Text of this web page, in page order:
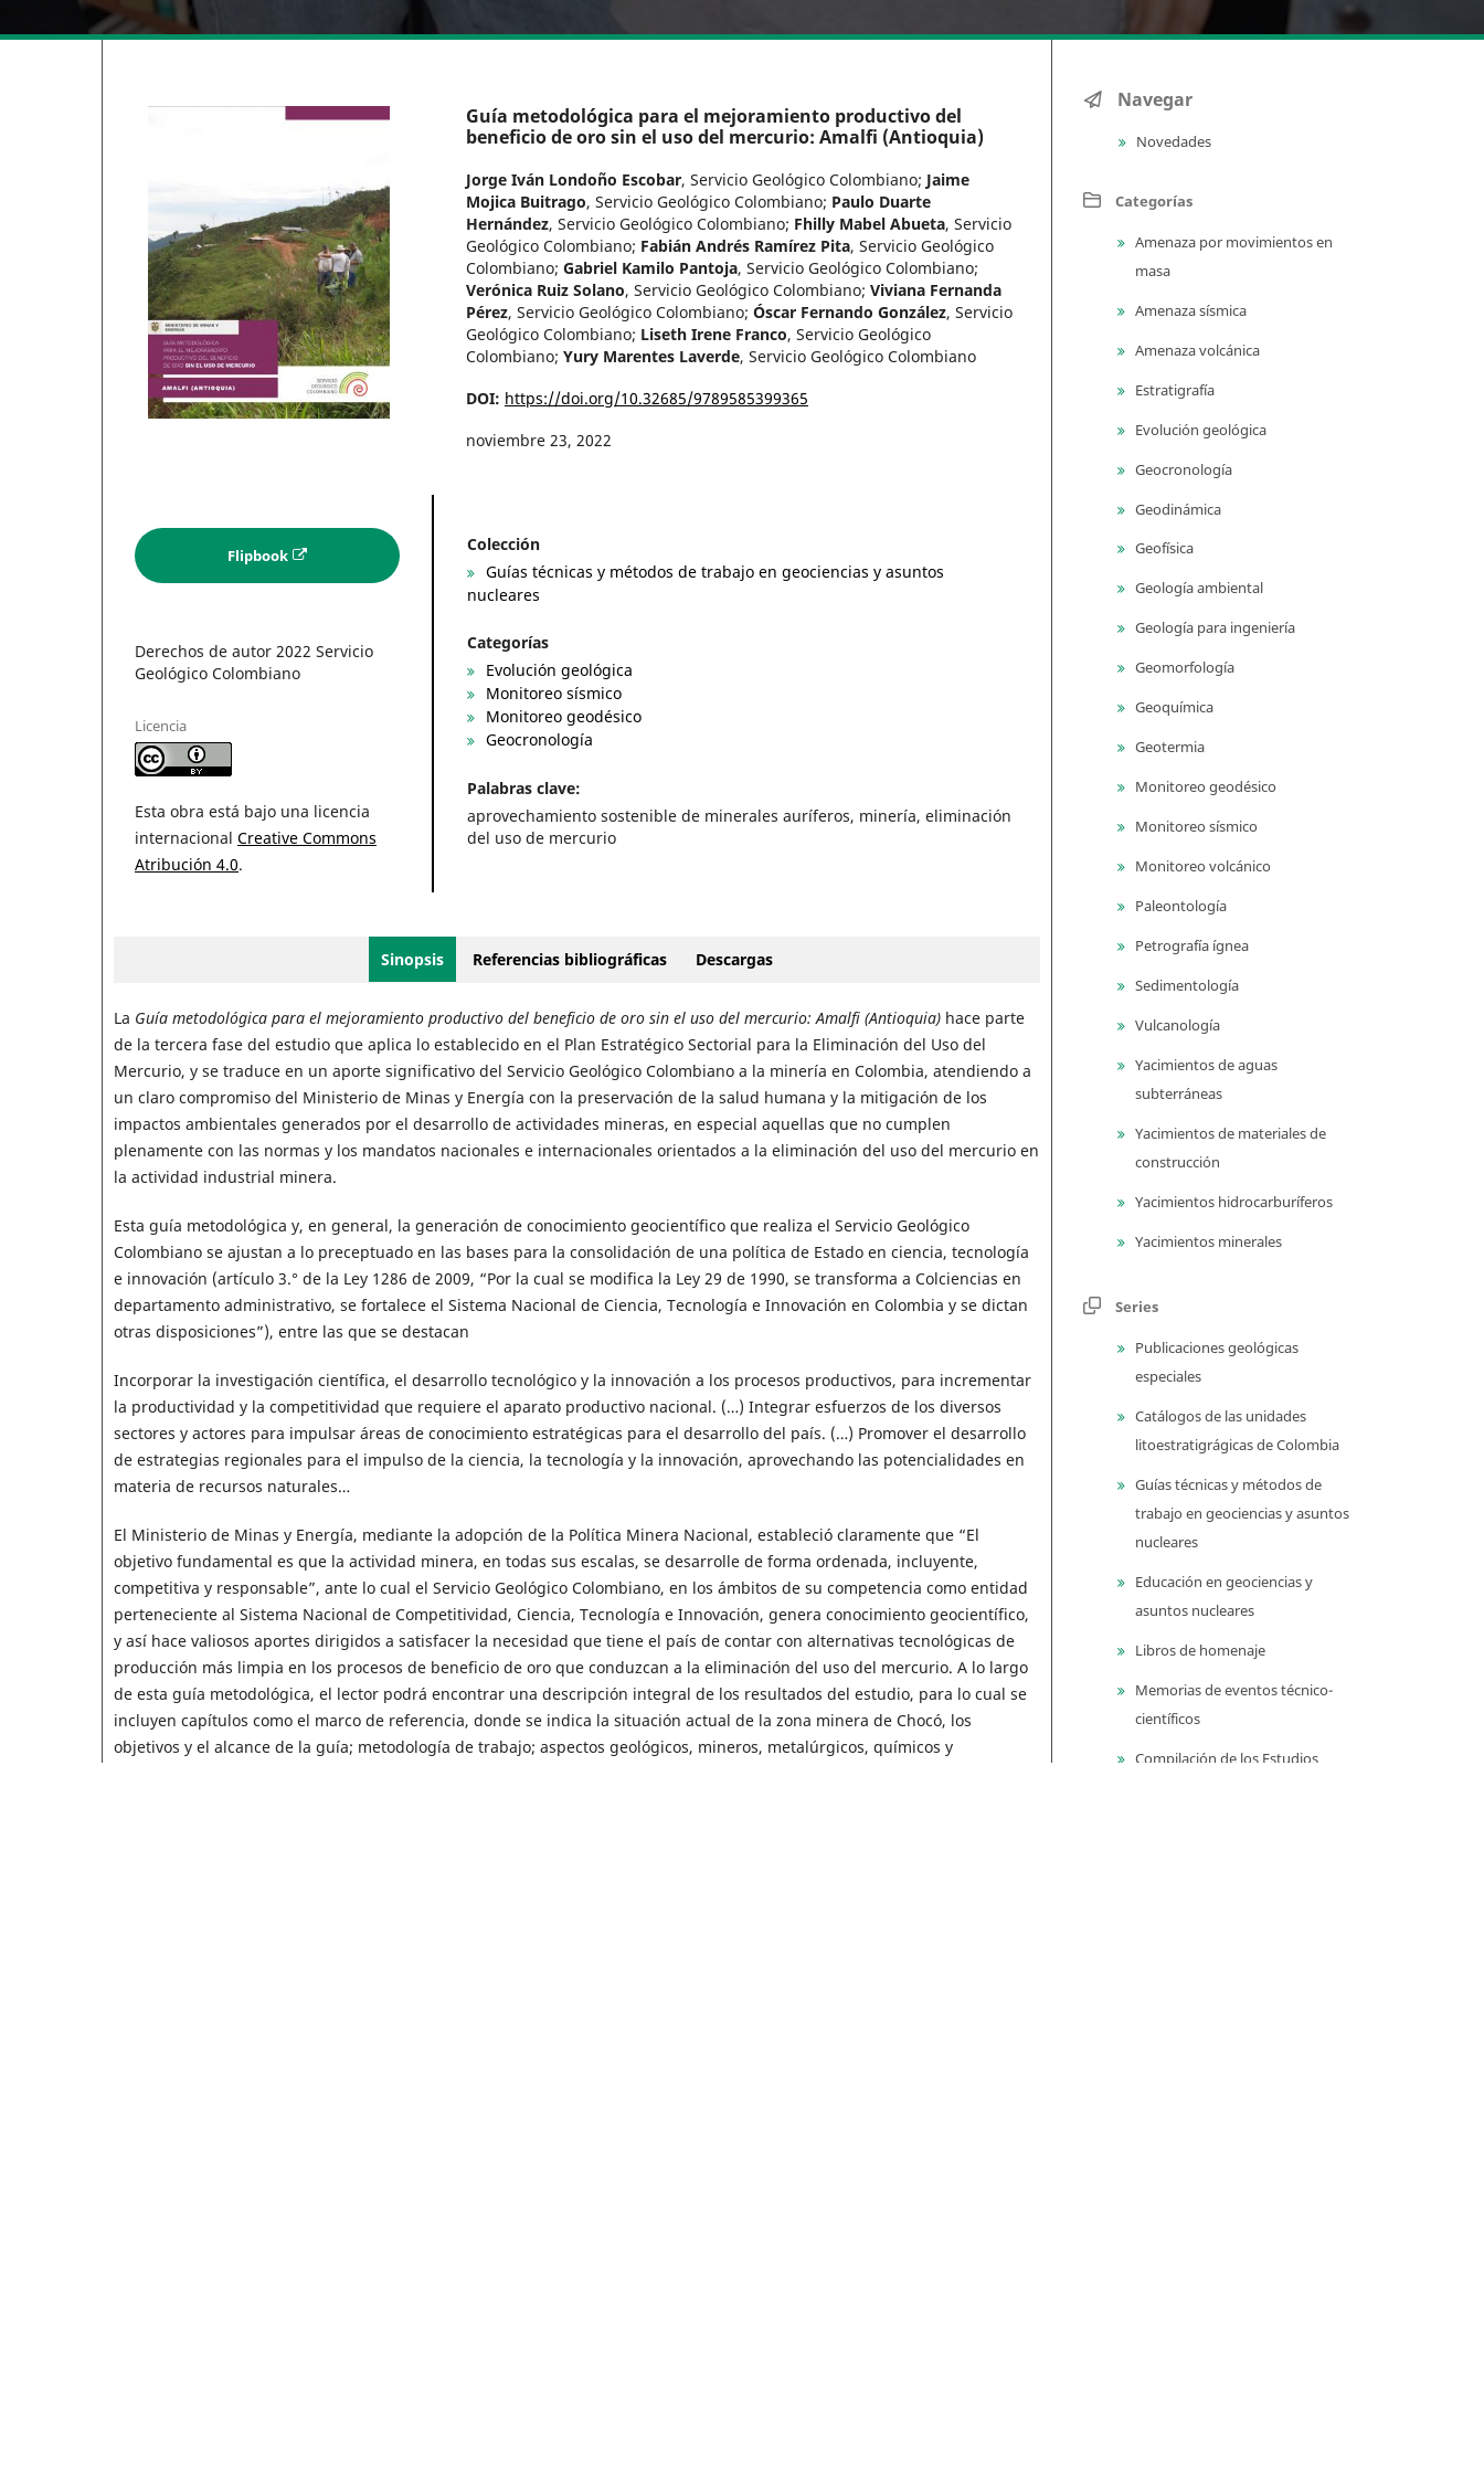
Guía metodológica para el mejoramiento productivo del
beneficio de oro sin el uso del mercurio: Amalfi (Antioquia)
Jorge Iván Londoño Escobar, Servicio Geológico Colombiano; Jaime
Mojica Buitrago, Servicio Geológico Colombiano; Paulo Duarte
Hernández, Servicio Geológico Colombiano; Fhilly Mabel Abueta, Servicio
Geológico Colombiano; Fabián Andrés Ramírez Pita, Servicio Geológico
Colombiano; Gabriel Kamilo Pantoja, Servicio Geológico Colombiano;
Verónica Ruiz Solano, Servicio Geológico Colombiano; Viviana Fernanda
Pérez, Servicio Geológico Colombiano; Óscar Fernando González, Servicio
Geológico Colombiano; Liseth Irene Franco, Servicio Geológico
Colombiano; Yury Marentes Laverde, Servicio Geológico Colombiano
DOI: https://doi.org/10.32685/9789585399365
noviembre 23, 2022
Flipbook
Derechos de autor 2022 Servicio
Geológico Colombiano
Licencia
Esta obra está bajo una licencia
internacional Creative Commons
Atribución 4.0.
Colección
Guías técnicas y métodos de trabajo en geociencias y asuntos
nucleares
Categorías
Evolución geológica
Monitoreo sísmico
Monitoreo geodésico
Geocronología
Palabras clave:
aprovechamiento sostenible de minerales auríferos, minería, eliminación
del uso de mercurio
Sinopsis Referencias bibliográficas Descargas
La Guía metodológica para el mejoramiento productivo del beneficio de oro sin el uso del mercurio: Amalfi (Antioquia)hace parte
de la tercera fase del estudio que aplica lo establecido en el Plan Estratégico Sectorial para la Eliminación del Uso del
Mercurio, y se traduce en un aporte significativo del Servicio Geológico Colombiano a la minería en Colombia, atendiendo a
un claro compromiso del Ministerio de Minas y Energía con la preservación de la salud humana y la mitigación de los
impactos ambientales generados por el desarrollo de actividades mineras, en especial aquellas que no cumplen
plenamente con las normas y los mandatos nacionales e internacionales orientados a la eliminación del uso del mercurio en
la actividad industrial minera.
Esta guía metodológica y, en general, la generación de conocimiento geocientífico que realiza el Servicio Geológico
Colombiano se ajustan a lo preceptuado en las bases para la consolidación de una política de Estado en ciencia, tecnología
e innovación (artículo 3.° de la Ley 1286 de 2009, “Por la cual se modifica la Ley 29 de 1990, se transforma a Colciencias en
departamento administrativo, se fortalece el Sistema Nacional de Ciencia, Tecnología e Innovación en Colombia y se dictan
otras disposiciones”), entre las que se destacan
Incorporar la investigación científica, el desarrollo tecnológico y la innovación a los procesos productivos, para incrementar
la productividad y la competitividad que requiere el aparato productivo nacional. (…) Integrar esfuerzos de los diversos
sectores y actores para impulsar áreas de conocimiento estratégicas para el desarrollo del país. (…) Promover el desarrollo
de estrategias regionales para el impulso de la ciencia, la tecnología y la innovación, aprovechando las potencialidades en
materia de recursos naturales…
El Ministerio de Minas y Energía, mediante la adopción de la Política Minera Nacional, estableció claramente que “El
objetivo fundamental es que la actividad minera, en todas sus escalas, se desarrolle de forma ordenada, incluyente,
competitiva y responsable”, ante lo cual el Servicio Geológico Colombiano, en los ámbitos de su competencia como entidad
perteneciente al Sistema Nacional de Competitividad, Ciencia, Tecnología e Innovación, genera conocimiento geocientífico,
y así hace valiosos aportes dirigidos a satisfacer la necesidad que tiene el país de contar con alternativas tecnológicas de
producción más limpia en los procesos de beneficio de oro que conduzcan a la eliminación del uso del mercurio. A lo largo
de esta guía metodológica, el lector podrá encontrar una descripción integral de los resultados del estudio, para lo cual se
incluyen capítulos como el marco de referencia, donde se indica la situación actual de la zona minera de Chocó, los
objetivos y el alcance de la guía; metodología de trabajo; aspectos geológicos, mineros, metalúrgicos, químicos y
Navegar
Novedades
Categorías
Amenaza por movimientos en
masa
Amenaza sísmica
Amenaza volcánica
Estratigrafía
Evolución geológica
Geocronología
Geodinámica
Geofísica
Geología ambiental
Geología para ingeniería
Geomorfología
Geoquímica
Geotermia
Monitoreo geodésico
Monitoreo sísmico
Monitoreo volcánico
Paleontología
Petrografía ígnea
Sedimentología
Vulcanología
Yacimientos de aguas
subterráneas
Yacimientos de materiales de
construcción
Yacimientos hidrocarburíferos
Yacimientos minerales
Series
Publicaciones geológicas
especiales
Catálogos de las unidades
litoestratigrágicas de Colombia
Guías técnicas y métodos de
trabajo en geociencias y asuntos
nucleares
Educación en geociencias y
asuntos nucleares
Libros de homenaje
Memorias de eventos técnico-
científicos
Compilación de los Estudios